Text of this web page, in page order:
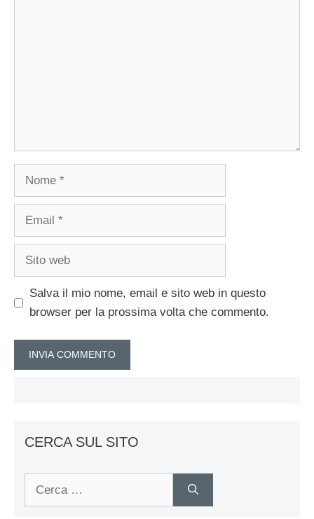
Nome
Email
Sito
Salva il mio nome, email e sito web in questo
browser per la prossima volta che commento.
CERCA SUL SITO